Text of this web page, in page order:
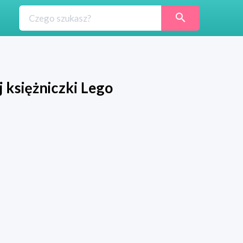
księżniczki Lego